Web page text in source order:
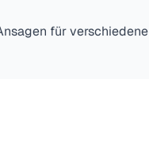
für verschiedene